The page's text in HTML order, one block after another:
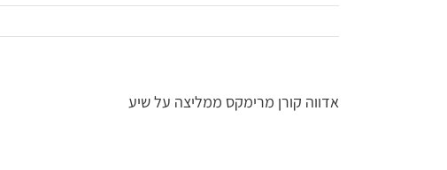
אדווה קורן מרימקס ממליצה על שיע